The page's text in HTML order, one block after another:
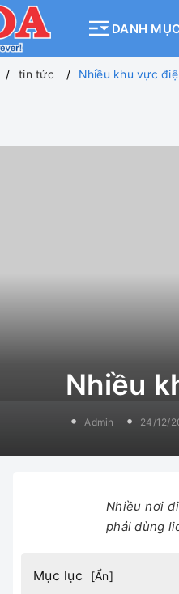
DANH
tin tức Nhiều khu vực
Nhiều
Admin 24/12/
Nhiều nơi
phải dùng
Mục lục [Ẩn]